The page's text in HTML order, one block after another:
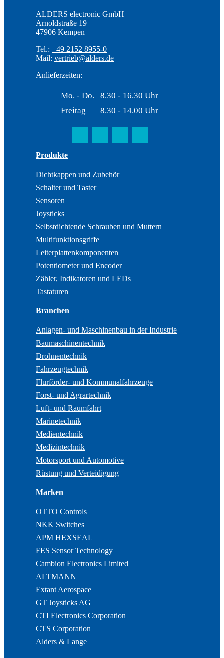
ALDERS electronic GmbH
Arnoldstraße 19
47906 Kempen
Tel.: +49 2152 8955-0
Mail: vertrieb@alders.de
Anlieferzeiten:
Mo. - Do.
8.30 - 16.30 Uhr
Freitag
8.30 - 14.00 Uhr
Produkte
Dichtkappen und Zubehör
Schalter und Taster
Sensoren
Joysticks
Selbstdichtende Schrauben und Muttern
Multifunktionsgriffe
Leiterplattenkomponenten
Potentiometer und Encoder
Zähler, Indikatoren und LEDs
Tastaturen
Branchen
Anlagen- und Maschinenbau in der Industrie
Baumaschinentechnik
Drohnentechnik
Fahrzeugtechnik
Flurförder- und Kommunalfahrzeuge
Forst- und Agrartechnik
Luft- und Raumfahrt
Marinetechnik
Medientechnik
Medizintechnik
Motorsport und Automotive
Rüstung und Verteidigung
Marken
OTTO Controls
NKK Switches
APM HEXSEAL
FES Sensor Technology
Cambion Electronics Limited
ALTMANN
Extant Aerospace
GT Joysticks AG
CTI Electronics Corporation
CTS Corporation
Alders & Lange